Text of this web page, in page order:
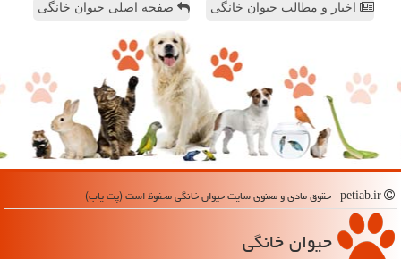
اخبار و مطالب حیوان خانگی صفحه اصلی حیوان خانگی
حیوان خانگی